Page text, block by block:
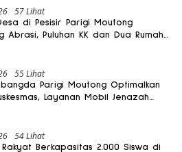
57 Lihat
di Pesisir Parigi Moutong
Abrasi, Puluhan KK dan Dua Rumah
55 Lihat
Parigi Moutong Optimalkan
Layanan Mobil Jenazah
54 Lihat
Berkapasitas 2.000 Siswa di